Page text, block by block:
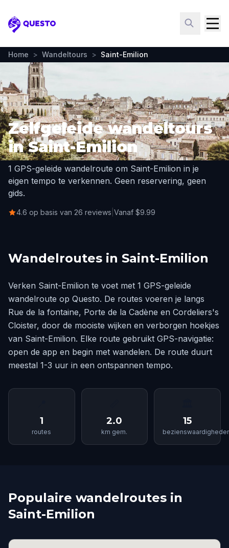
Questo
Home > Wandeltours > Saint-Emilion
Zelfgeleide wandeltours
in Saint-Emilion
1 GPS-geleide wandelroute om Saint-Emilion in je
eigen tempo te verkennen. Geen reservering, geen
gids.
4.6 op basis van 26 reviews Vanaf $9.99
Wandelroutes in Saint-Emilion
Verken Saint-Emilion te voet met 1 GPS-geleide
wandelroute op Questo. De routes voeren je langs
Rue de la fontaine, Porte de la Cadène en Cordeliers's
Cloister, door de mooiste wijken en verborgen hoekjes
van Saint-Emilion. Elke route gebruikt GPS-navigatie:
open de app en begin met wandelen. De route duurt
meestal 1-3 uur in een ontspannen tempo.
1
routes
2.0
km gem.
15
Populaire wandelroutes in
Saint-Emilion